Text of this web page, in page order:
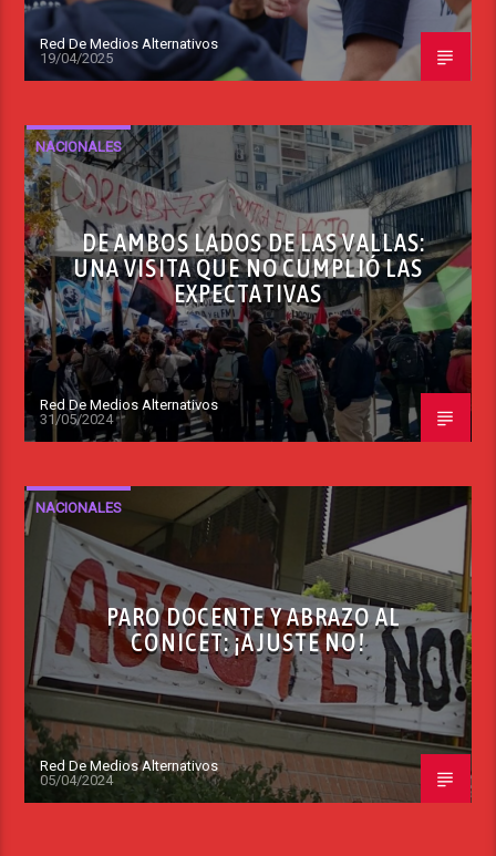
Red De Medios Alternativos
19/04/2025
NACIONALES
DE AMBOS LADOS DE LAS VALLAS:
UNA VISITA QUE NO CUMPLIÓ LAS
EXPECTATIVAS
Red De Medios Alternativos
31/05/2024
NACIONALES
PARO DOCENTE Y ABRAZO AL
CONICET: ¡AJUSTE NO!
Red De Medios Alternativos
05/04/2024